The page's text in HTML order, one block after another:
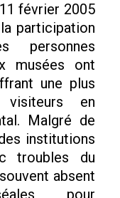
février 2005
participation
personnes
musées ont
une plus
visiteurs en
Malgré de
institutions
troubles du
absent